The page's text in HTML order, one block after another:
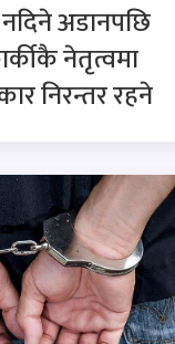
नदिने अडानपछि
नेतृत्वमा
निरन्तर रहने